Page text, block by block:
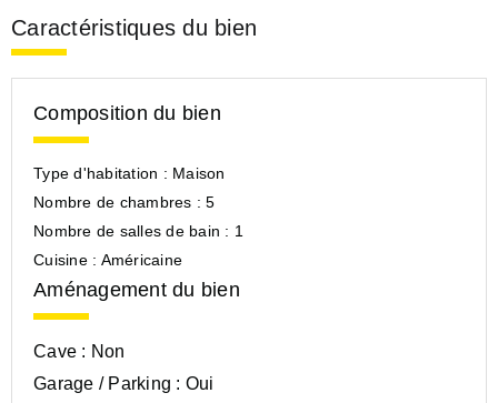
Caractéristiques du bien
Composition du bien
Type d'habitation : Maison
Nombre de chambres :5
Nombre de salles de bain : 1
Cuisine : Américaine
Aménagement du bien
Cave : Non
Garage / Parking : Oui